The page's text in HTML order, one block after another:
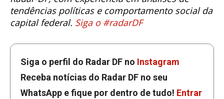
tendências políticas e comportamento social da
capital federal. Siga o #radarDF
Siga o perfil do Radar DF no Instagram
Receba notícias do Radar DF no seu
WhatsApp e fique por dentro de tudo! Entrar